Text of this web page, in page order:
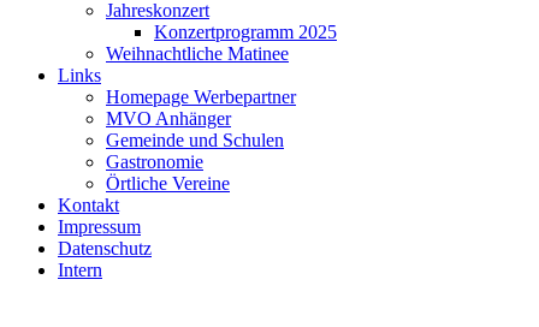
Jahreskonzert
Konzertprogramm 2025
Weihnachtliche Matinee
Links
Homepage Werbepartner
MVO Anhänger
Gemeinde und Schulen
Gastronomie
Örtliche Vereine
Kontakt
Impressum
Datenschutz
Intern